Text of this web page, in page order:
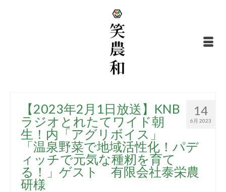
14
6月 2023
【2023年2月1日放送】KNB
ラジオとれたてワイド朝
生！内「アグリボイス」
「温泉野菜で地域活性化！パデ
ィッチで元気な種籾を育て
る！」ゲスト 有限会社泰栄農
研様